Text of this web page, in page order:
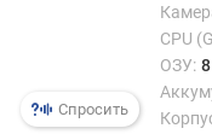
n
T
Спросить
CPU
ОЗУ: